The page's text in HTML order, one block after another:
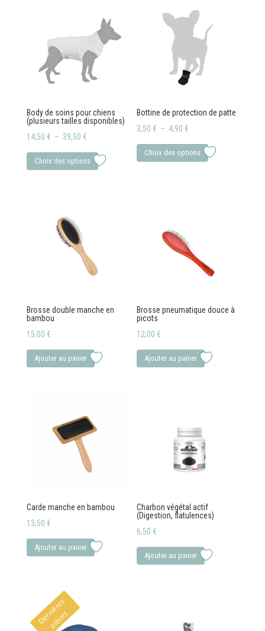
Body de soins pour chiens
(plusieurs tailles disponibles)
14,50 € – 39,50 €Plage
de
prix :
Choix des options
produit
Bottine de protection de patte
3,50 € – 4,90 €
de
Choix des options
la
Brosse double manche en
bambou
15,00 €
Ajouter au panier
Brosse pneumatique douce à
picots
12,00 €
Ajouter au panier
Carde manche en bambou
13,50 €
Ajouter au panier
Charbon végétal actif
(Digestion, flatulences)
6,50 €
Ajouter au panier
D
e
r
n
i
è
r
e
s
p
i
è
c
e
s